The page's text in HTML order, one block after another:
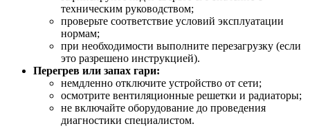
техническим руководством;
проверьте соответствие условий эксплуатации
нормам;
при необходимости выполните перезагрузку (если
это разрешено инструкцией).
Перегрев или запах гари:
немдленно отключите устройство от сети;
осмотрите вентиляционные решетки и радиаторы;
не включайте оборудование до проведения
диагностики специалистом.